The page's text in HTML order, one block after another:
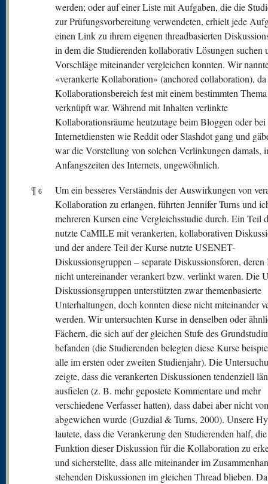
werden; oder auf einer Liste mit Aufgaben, die die
zur Prüfungsvorbereitung verwendeten, erhielt jede
einen Link zu ihrem eigenen threadbasierten
in dem die Studierenden kollaborativ Lösungen suchen
Vorschläge miteinander vergleichen konnten. Wir
«verankerte Kollaboration» (anchored collaboration),
Kollaborationsbereich fest mit einem bestimmten Thema
verknüpft war. Während mit Inhalten verlinkte
Kollaborationsräume heutzutage beim Bloggen oder bei
Internetdiensten wie Reddit oder Slashdot gang und
war die Vorstellung von solchen Verlinkungen damals,
Anfangszeiten des Internets, ungewöhnlich.
¶ 6
Um ein besseres Verständnis der Auswirkungen von
Kollaboration zu erlangen, führten Jennifer Turns und
mehreren Kursen eine Vergleichsstudie durch. Ein Teil
nutzte CaMILE mit verankerten, kollaborativen
und der andere Teil der Kurse nutzte USENET-
Diskussionsgruppen – separate Diskussionsforen, deren
nicht untereinander verankert bzw. verlinkt waren. Die
Diskussionsgruppen unterstützten zwar themenbasierte
Unterhaltungen, doch konnten diese nicht miteinander
werden. Wir untersuchten Kurse in denselben oder
Fächern, die sich auf der gleichen Stufe des
befanden (die Studierenden belegten diese Kurse
alle im ersten oder zweiten Studienjahr). Die
zeigte, dass die verankerten Diskussionen tendenziell
ausfielen (z. B. mehr gepostete Kommentare und mehr
verschiedene Verfasser hatten), dass dabei aber nicht
abgewichen wurde (Guzdial & Turns, 2000). Unsere
lautete, dass die Verankerung den Studierenden half, die
Funktion dieser Diskussion für die Kollaboration zu
und sicherstellte, dass alle miteinander im
stehenden Diskussionen im gleichen Thread blieben.